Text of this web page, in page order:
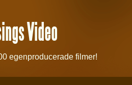
Video
egenproducerade filmer!